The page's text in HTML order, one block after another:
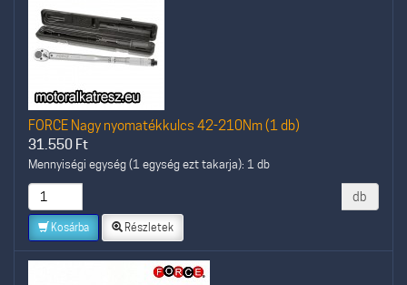
FORCE Nagy nyomatékkulcs 42-210Nm (1 db)
31.550 Ft
Mennyiségi egység (1 egység ezt takarja): 1 db
db
Kosárba Részletek